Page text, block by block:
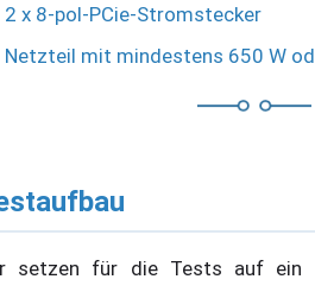
2 x 8-pol-PCie-Stromstecker
Netzteil mit mindestens 650 W
setzen für die Tests auf ein